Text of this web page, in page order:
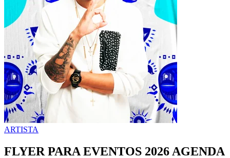
ARTISTA
FLYER PARA EVENTOS 2026 AGENDA